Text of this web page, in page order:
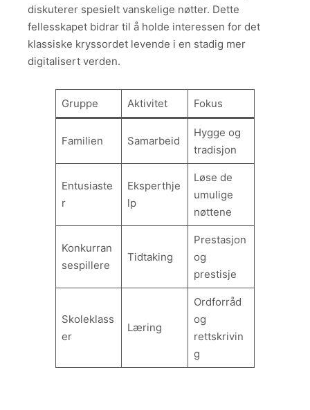
diskuterer spesielt vanskelige nøtter. Dette
fellesskapet bidrar til å holde interessen for det
klassiske kryssordet levende i en stadig mer
digitalisert verden.
Gruppe Aktivitet Fokus
Familien Samarbeid
Hygge og
tradisjon
Entusiaste
r
Eksperthje
lp
Løse de
umulige
nøttene
Konkurran
sespillere
Tidtaking
Prestasjon
og
prestisje
Skoleklass
er
Læring
Ordforråd
og
rettskrivin
g